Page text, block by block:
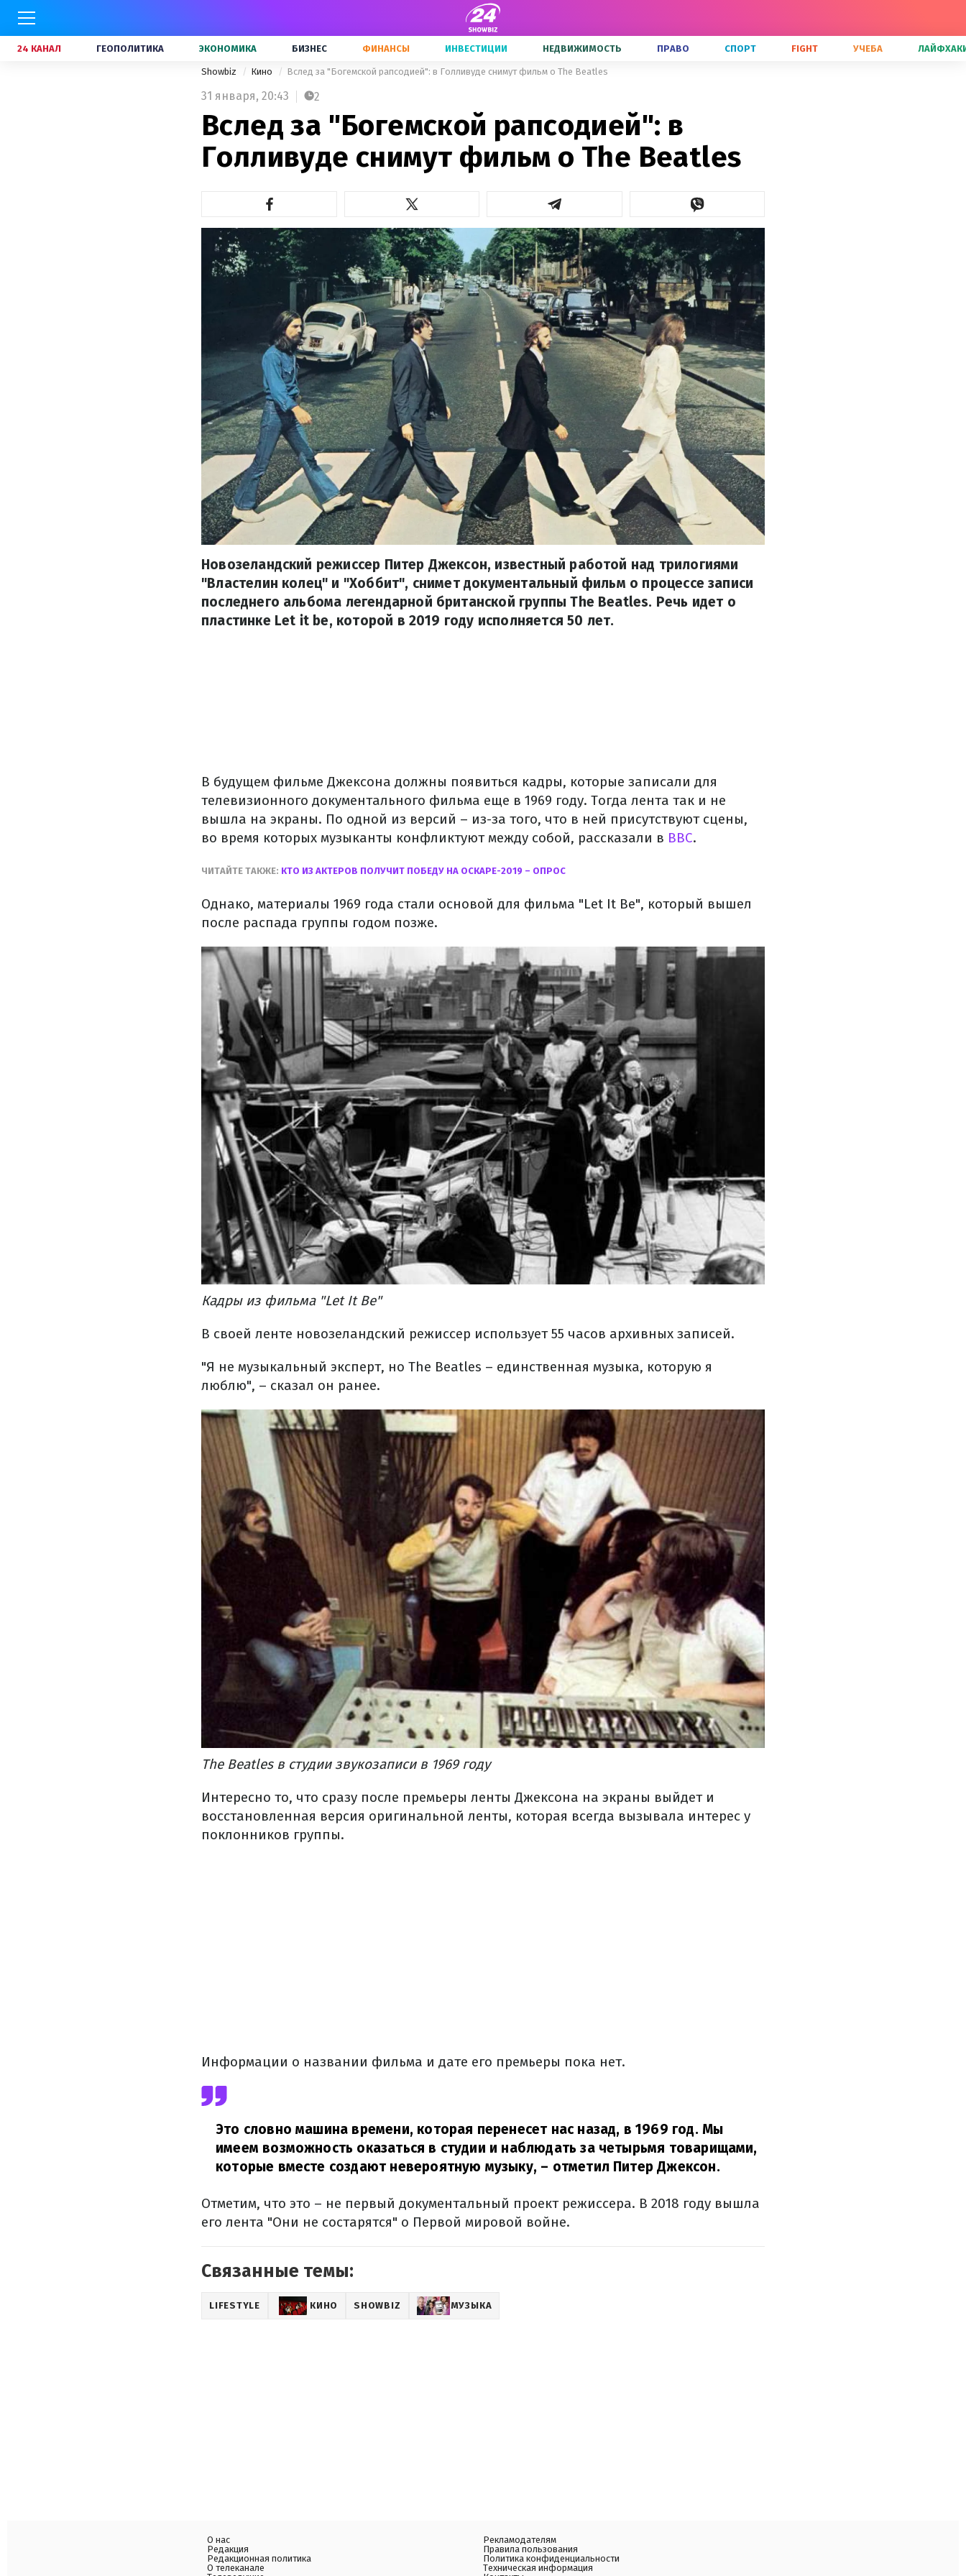
24 КАНАЛ ГЕОПОЛИТИКА ЭКОНОМИКА БИЗНЕС ФИНАНСЫ ИНВЕСТИЦИИ НЕДВИЖИМОСТЬ ПРАВО СПОРТ FIGHT УЧЕБА
Showbiz Кино Вслед за "Богемской рапсодией": в Голливуде снимут фильм о The Beatles
31 января, 20:43 2
Вслед за "Богемской рапсодией": в
Голливуде снимут фильм о The Beatles
Новозеландский режиссер Питер Джексон, известный работой над трилогиями
"Властелин колец" и "Хоббит", снимет документальный фильм о процессе записи
последнего альбома легендарной британской группы The Beatles. Речь идет о
пластинке Let it be, которой в 2019 году исполняется 50 лет.
В будущем фильме Джексона должны появиться кадры, которые записали для
телевизионного документального фильма еще в 1969 году. Тогда лента так и не
вышла на экраны. По одной из версий – из-за того, что в ней присутствуют сцены,
во время которых музыканты конфликтуют между собой, рассказали в BBC.
ЧИТАЙТЕ ТАКЖЕ: КТО ИЗ АКТЕРОВ ПОЛУЧИТ ПОБЕДУ НА ОСКАРЕ-2019 – ОПРОС
Однако, материалы 1969 года стали основой для фильма "Let It Be", который вышел
после распада группы годом позже.
Кадры из фильма "Let It Be"
В своей ленте новозеландский режиссер использует 55 часов архивных записей.
"Я не музыкальный эксперт, но The Beatles – единственная музыка, которую я
люблю", – сказал он ранее.
The Beatles в студии звукозаписи в 1969 году
Интересно то, что сразу после премьеры ленты Джексона на экраны выйдет и
восстановленная версия оригинальной ленты, которая всегда вызывала интерес у
поклонников группы.
Информации о названии фильма и дате его премьеры пока нет.
Это словно машина времени, которая перенесет нас назад, в 1969 год. Мы
имеем возможность оказаться в студии и наблюдать за четырьмя товарищами,
которые вместе создают невероятную музыку, – отметил Питер Джексон.
Отметим, что это – не первый документальный проект режиссера. В 2018 году вышла
его лента "Они не состарятся" о Первой мировой войне.
Связанные темы:
LIFESTYLE КИНО SHOWBIZ МУЗЫКА
О нас
Редакция
Редакционная политика
О телеканале
Рекламодателям
Правила пользования
Политика конфиденциальности
Техническая информация